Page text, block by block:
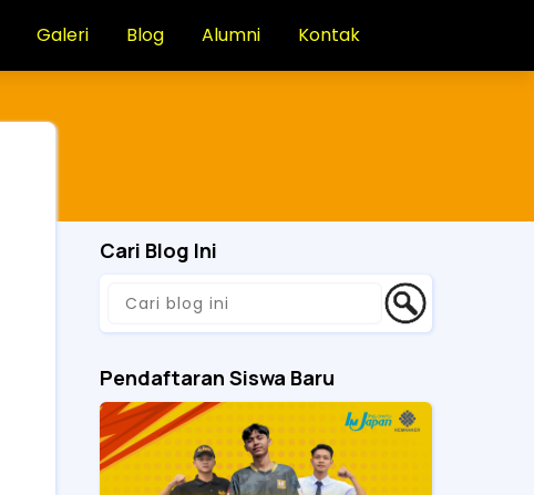
Galeri Blog Alumni Kontak
Cari Blog Ini
Pendaftaran Siswa Baru